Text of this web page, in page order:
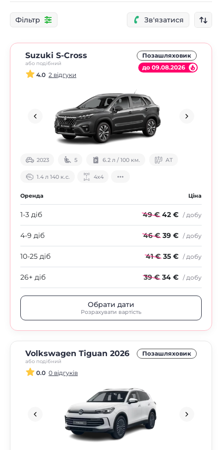
Фільтр Зв'язатися
Suzuki S-Cross
або подібний
Позашляховик
до 09.08.2026
4.0 2 відгуки
2023 5 6.2 л / 100 км. АТ
1.4 л 140 к.с. 4х4
Оренда Ціна
1-3 діб 49 € 42 € / добу
4-9 діб 46 € 39 € / добу
10-25 діб 41 € 35 € / добу
26+ діб 39 € 34 € / добу
Обрати дати
Розрахувати вартість
Volkswagen Tiguan 2026
або подібний
Позашляховик
0.0 0 відгуків